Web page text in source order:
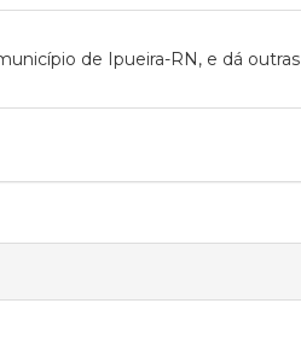
de Ipueira-RN, e dá outras